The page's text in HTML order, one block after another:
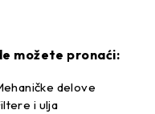
možete pronaći:
delove
i ulja